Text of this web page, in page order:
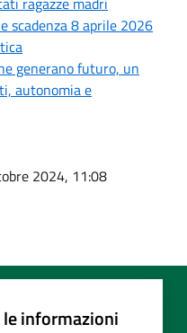
scadenza 8 aprile 2026
generano futuro, un
autonomia e
2024, 11:08
informazioni